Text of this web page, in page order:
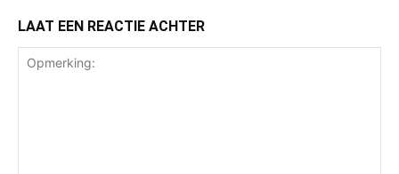
LAAT EEN REACTIE ACHTER